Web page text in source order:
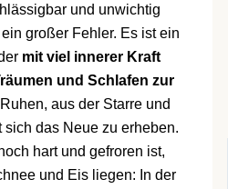
und unwichtig
großer Fehler. Es ist ein
mit viel innerer Kraft
und Schlafen zur
aus der Starre und
das Neue zu erheben.
hart und gefroren ist,
und Eis liegen: In der